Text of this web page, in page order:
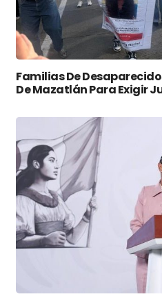
Familias De
De Mazatlán Para Exigir